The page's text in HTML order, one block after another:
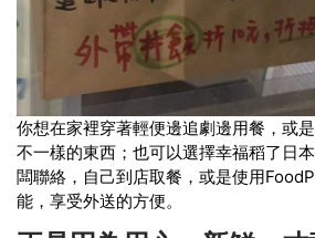
你想在家裡穿著輕便邊追劇邊用餐，或
不一樣的東西；也可以選擇幸福稻了日
闆聯絡，自己到店取餐，或是使用
能，享受外送的方便。